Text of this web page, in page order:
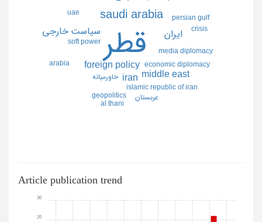
قطر
saudi arabia
foreign policy
iran
ايران
middle east
سياست خارجي
economic diplomacy
islamic republic of iran
soft power
خاورميانه
media diplomacy
عربستان geopolitics
persian gulf
uae
al thani
arabia
crisis
Article publication trend
20
30